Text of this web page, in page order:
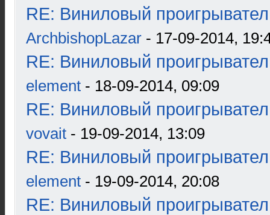
RE: Виниловый
ArchbishopLazar - 17-09-2014,
RE: Виниловый
element - 18-09-2014, 09:09
RE: Виниловый
vovait - 19-09-2014, 13:09
RE: Виниловый
element - 19-09-2014, 20:08
RE: Виниловый